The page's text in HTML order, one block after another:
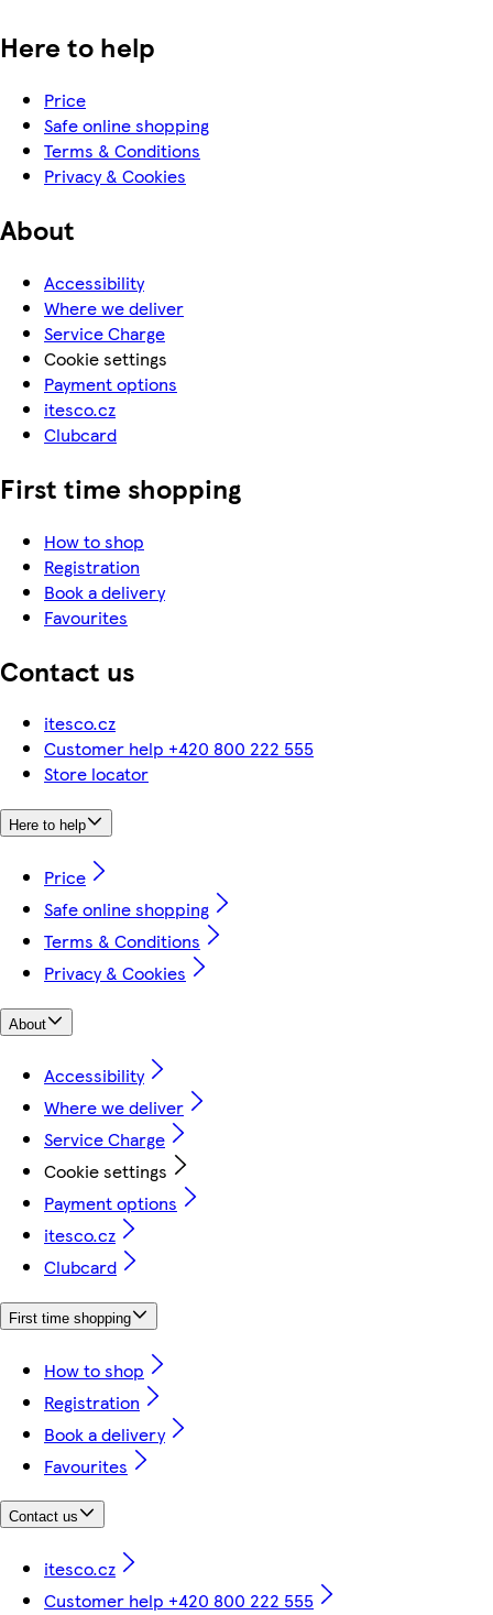
Here to help
Price
Safe online shopping
Terms & Conditions
Privacy & Cookies
About
Accessibility
Where we deliver
Service Charge
Cookie settings
Payment options
itesco.cz
Clubcard
First time shopping
How to shop
Registration
Book a delivery
Favourites
Contact us
itesco.cz
Customer help +420 800 222 555
Store locator
Here to help
Price
Safe online shopping
Terms & Conditions
Privacy & Cookies
About
Accessibility
Where we deliver
Service Charge
Cookie settings
Payment options
itesco.cz
Clubcard
First time shopping
How to shop
Registration
Book a delivery
Favourites
Contact us
itesco.cz
Customer help +420 800 222 555